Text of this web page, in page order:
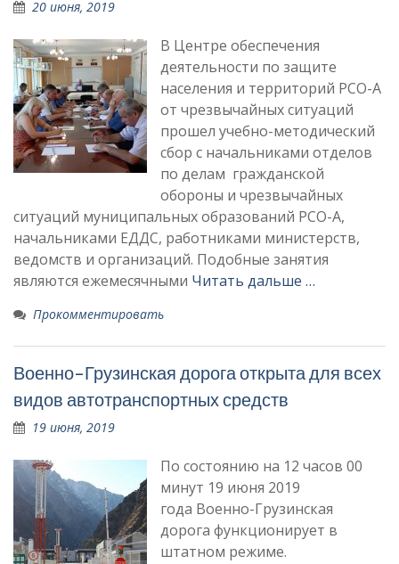
20 июня, 2019
В Центре обеспечения
деятельности по защите
населения и территорий РСО-А
от чрезвычайных ситуаций
прошел учебно-методический
сбор с начальниками отделов
по делам гражданской
обороны и чрезвычайных
ситуаций муниципальных образований РСО-А,
начальниками ЕДДС, работниками министерств,
ведомств и организаций. Подобные занятия
являются ежемесячными Читать дальше …
Прокомментировать
Военно-Грузинская дорога открыта для всех
видов автотранспортных средств
19 июня, 2019
По состоянию на 12 часов 00
минут 19 июня 2019
года Военно-Грузинская
дорога функционирует в
штатном режиме.